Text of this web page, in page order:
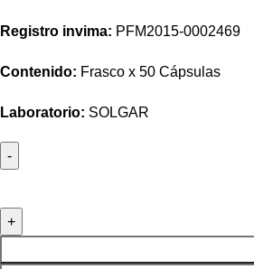
Registro invima: PFM2015-0002469
Contenido: Frasco x 50 Cápsulas
Laboratorio: SOLGAR